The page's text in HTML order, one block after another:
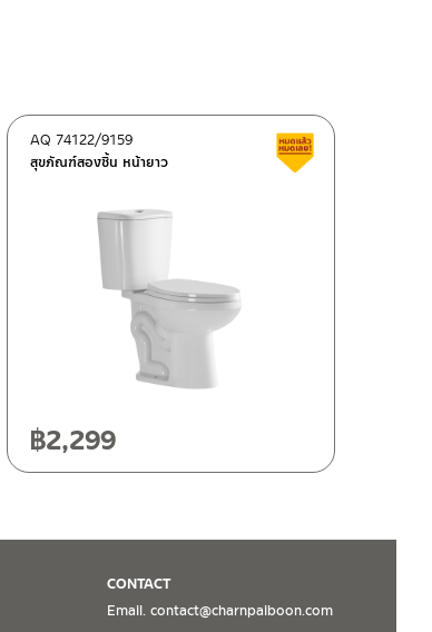
สินค้าลดราคา เคลียร์สต็อก
สุขภัณฑ์สองชิ้น หน้ายาว
AQ 74122/9159
฿2,299
CONTACT
Email. contact@charnpaiboon.com